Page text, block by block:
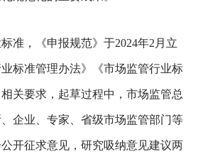
准，《申报规范》于2024年2月立
标准管理办法》《市场监管行业标
关要求，起草过程中，市场监管总
企业、专家、省级市场监管部门等
开征求意见，研究吸纳意见建议两